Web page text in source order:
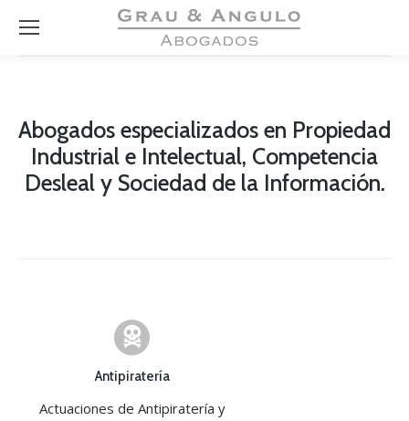
Abogados especializados en Propiedad
Industrial e Intelectual, Competencia
Desleal y Sociedad de la Información.
Antipiratería
Actuaciones de Antipiratería y